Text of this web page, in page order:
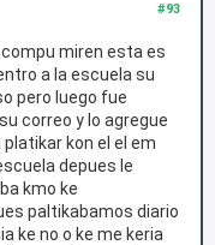
#93
miren esta es
a la escuela su
pero luego fue
correo y lo agregue
kon el el em
depues le
kmo ke
paltikabamos diario
ke no o ke me keria